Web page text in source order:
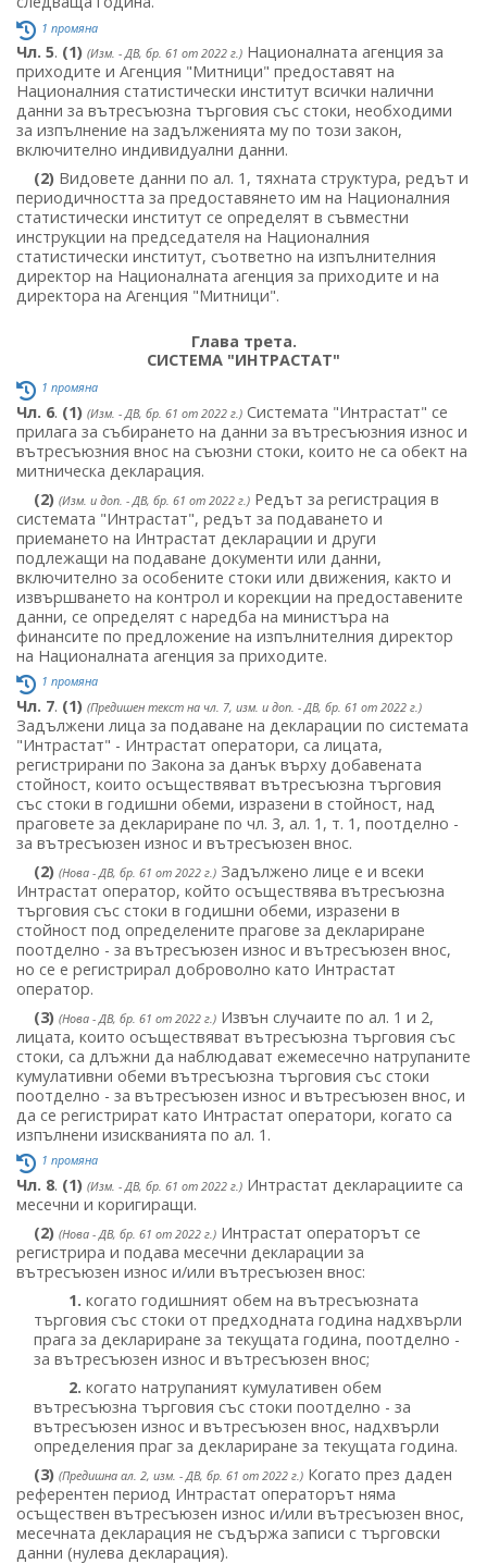
1 промяна
Чл. 5. (1) (Изм. - ДВ, бр. 61 от 2022 г.) Националната агенция за
приходите и Агенция "Митници" предоставят на
Националния статистически институт всички налични
данни за вътресъюзна търговия със стоки, необходими
за изпълнение на задълженията му по този закон,
включително индивидуални данни.
(2) Видовете данни по ал. 1, тяхната структура, редът и
периодичността за предоставянето им на Националния
статистически институт се определят в съвместни
инструкции на председателя на Националния
статистически институт, съответно на изпълнителния
директор на Националната агенция за приходите и на
директора на Агенция "Митници".
Глава трета.
СИСТЕМА "ИНТРАСТАТ"
1 промяна
Чл. 6. (1) (Изм. - ДВ, бр. 61 от 2022 г.) Системата "Интрастат" се
прилага за събирането на данни за вътресъюзния износ и
вътресъюзния внос на съюзни стоки, които не са обект на
митническа декларация.
(2) (Изм. и доп. - ДВ, бр. 61 от 2022 г.) Редът за регистрация в
системата "Интрастат", редът за подаването и
приемането на Интрастат декларации и други
подлежащи на подаване документи или данни,
включително за особените стоки или движения, както и
извършването на контрол и корекции на предоставените
данни, се определят с наредба на министъра на
финансите по предложение на изпълнителния директор
на Националната агенция за приходите.
1 промяна
Чл. 7. (1) (Предишен текст на чл. 7, изм. и доп. - ДВ, бр. 61 от 2022 г.)
Задължени лица за подаване на декларации по системата
"Интрастат" - Интрастат оператори, са лицата,
регистрирани по Закона за данък върху добавената
стойност, които осъществяват вътресъюзна търговия
със стоки в годишни обеми, изразени в стойност, над
праговете за деклариране по чл. 3, ал. 1, т. 1, поотделно -
за вътресъюзен износ и вътресъюзен внос.
(2) (Нова - ДВ, бр. 61 от 2022 г.) Задължено лице е и всеки
Интрастат оператор, който осъществява вътресъюзна
търговия със стоки в годишни обеми, изразени в
стойност под определените прагове за деклариране
поотделно - за вътресъюзен износ и вътресъюзен внос,
но се е регистрирал доброволно като Интрастат
оператор.
(3) (Нова - ДВ, бр. 61 от 2022 г.) Извън случаите по ал. 1 и 2,
лицата, които осъществяват вътресъюзна търговия със
стоки, са длъжни да наблюдават ежемесечно натрупаните
кумулативни обеми вътресъюзна търговия със стоки
поотделно - за вътресъюзен износ и вътресъюзен внос, и
да се регистрират като Интрастат оператори, когато са
изпълнени изискванията по ал. 1.
1 промяна
Чл. 8. (1) (Изм. - ДВ, бр. 61 от 2022 г.) Интрастат декларациите са
месечни и коригиращи.
(2) (Нова - ДВ, бр. 61 от 2022 г.) Интрастат операторът се
регистрира и подава месечни декларации за
вътресъюзен износ и/или вътресъюзен внос:
1. когато годишният обем на вътресъюзната
търговия със стоки от предходната година надхвърли
прага за деклариране за текущата година, поотделно -
за вътресъюзен износ и вътресъюзен внос;
2. когато натрупаният кумулативен обем
вътресъюзна търговия със стоки поотделно - за
вътресъюзен износ и вътресъюзен внос, надхвърли
определения праг за деклариране за текущата година.
(3) (Предишна ал. 2, изм. - ДВ, бр. 61 от 2022 г.) Когато през даден
референтен период Интрастат операторът няма
осъществен вътресъюзен износ и/или вътресъюзен внос,
месечната декларация не съдържа записи с търговски
данни (нулева декларация).